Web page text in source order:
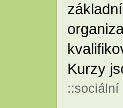
Kurzy
::sociální